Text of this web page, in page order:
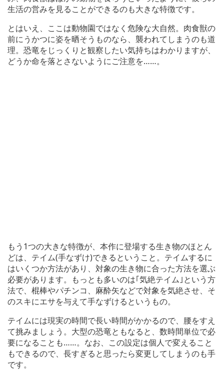
生活の営みを見ることができるのも大きな特徴です。
とはいえ、ここは動物園ではなく危険な大自然。肉食獣の
前にうかつに姿を晒そうものなら、襲われてしまうのも道
理。恐竜をじっくりと観察したい気持ちはわかりますが、
どうか命を落とさないようにご注意を……。
もう1つの大きな特徴が、本作に登場する生き物のほとん
どは、テイム(手なずけ)できるということ。テイムするに
はいくつか方法があり、対象の生き物に合った方法を選ぶ
必要があります。もっとも多いのは｢気絶テイム｣という方
法で、棍棒やパチンコ、麻酔矢などで対象を気絶させ、そ
のスキにエサを与えて手なずけるというもの。
テイムには現実の時間で長い時間がかかるので、腰をすえ
て挑みましょう。大型の恐竜ともなると、数時間単位で必
要になることも……。なお、この設定は個人で変えること
もできるので、長すぎると思ったら変更してしまうのも手
です。